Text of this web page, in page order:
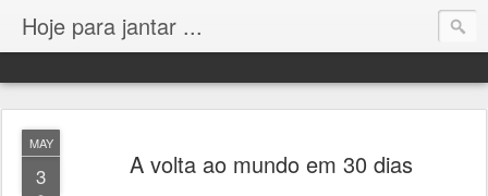
Hoje para jantar ...
MAY
3 A volta ao mundo em 30 dias